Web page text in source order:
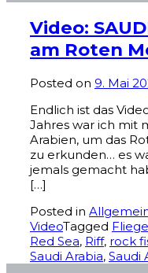
Video:
am Roten
Posted on 9. Mai
Endlich ist das
Jahres war ich mit
Arabien, um das
zu erkunden… es
jemals gemacht
[…]
Posted in
VideoTagged
Red Sea, Riff, rock
Saudi Arabia, Saudi